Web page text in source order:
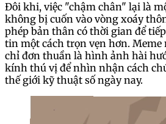
Đôi khi, việc "chậm chân" lại là
không bị cuốn vào vòng xoáy
phép bản thân có thời gian để
tin một cách trọn vẹn hơn.
chỉ đơn thuần là hình ảnh hài
kính thú vị để nhìn nhận cách
thế giới kỹ thuật số ngày nay.